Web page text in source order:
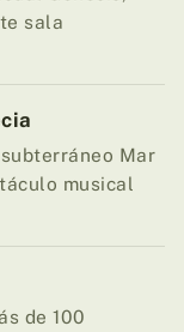
sala
Mar
musical
de 100